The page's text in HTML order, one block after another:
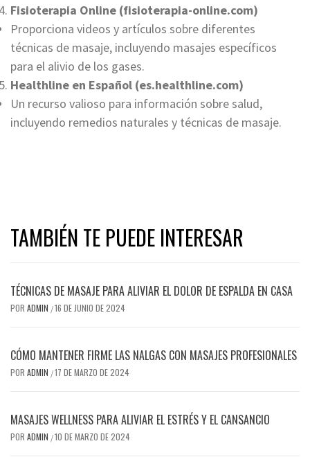
Fisioterapia Online (fisioterapia-online.com)
Proporciona videos y artículos sobre diferentes
técnicas de masaje, incluyendo masajes específicos
para el alivio de los gases.
Healthline en Español (es.healthline.com)
Un recurso valioso para información sobre salud,
incluyendo remedios naturales y técnicas de masaje.
TAMBIÉN TE PUEDE INTERESAR
TÉCNICAS DE MASAJE PARA ALIVIAR EL DOLOR DE ESPALDA EN CASA
POR ADMIN /16 DE JUNIO DE 2024
CÓMO MANTENER FIRME LAS NALGAS CON MASAJES PROFESIONALES
POR ADMIN /17 DE MARZO DE 2024
MASAJES WELLNESS PARA ALIVIAR EL ESTRÉS Y EL CANSANCIO
POR ADMIN /10 DE MARZO DE 2024